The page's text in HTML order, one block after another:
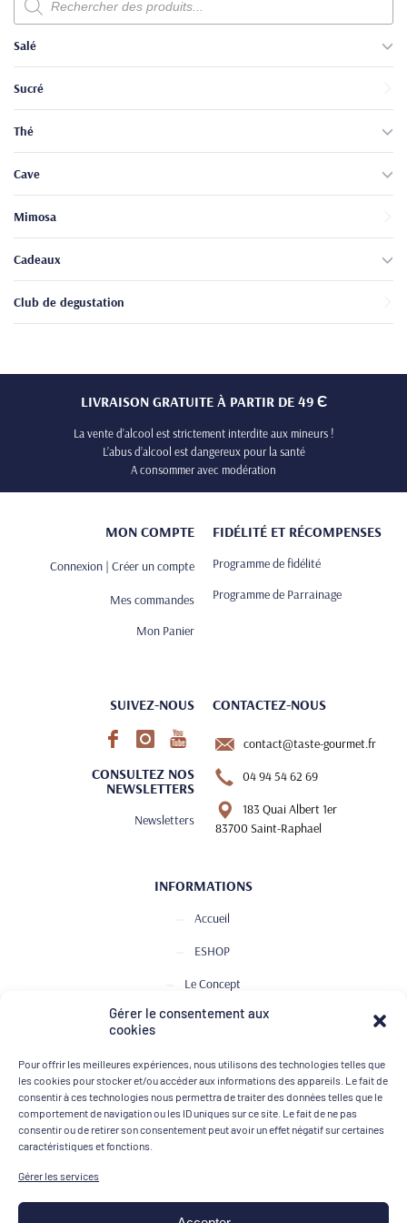
Gérer le consentement aux
cookies
Pour offrir les meilleures expériences, nous utilisons des technologies telles que
les cookies pour stocker et/ou accéder aux informations des appareils. Le fait de
consentir à ces technologies nous permettra de traiter des données telles que le
comportement de navigation ou les ID uniques sur ce site. Le fait de ne pas
consentir ou de retirer son consentement peut avoir un effet négatif sur certaines
caractéristiques et fonctions.
Gérer les services
de
produits
Salé
Sucré
Thé
Cave
Mimosa
Cadeaux
Club de degustation
LIVRAISON GRATUITE À PARTIR DE 49 Є
La vente d’alcool est strictement interdite aux mineurs !
L’abus d’alcool est dangereux pour la santé
A consommer avec modération
MON COMPTE
Connexion | Créer un compte
Mes commandes
Mon Panier
FIDÉLITÉ ET RÉCOMPENSES
Programme de fidélité
Programme de Parrainage
SUIVEZ-NOUS
CONSULTEZ NOS
NEWSLETTERS
Newsletters
CONTACTEZ-NOUS
contact@taste-gourmet.fr
04 94 54 62 69
183 Quai Albert 1er
83700 Saint-Raphael
INFORMATIONS
Accueil
ESHOP
Le Concept
Club de Dégustation
Contact
MOYENS DE PAIEMENT